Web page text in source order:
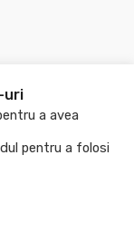
uri
a avea
pentru a folosi